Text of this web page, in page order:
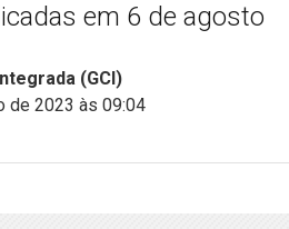
em 6 de agosto
(GCI)
de 2023 às 09:04